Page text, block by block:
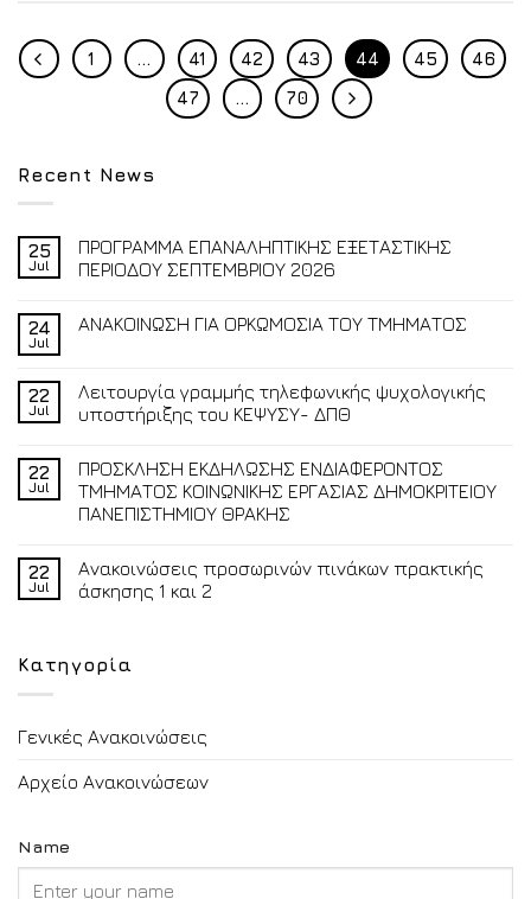
1 … 41 42 43 44 45
46
47
… 70
Recent News
25
Jul
ΠΡΟΓΡΑΜΜΑ ΕΠΑΝΑΛΗΠΤΙΚΗΣ ΕΞΕΤΑΣΤΙΚΗΣ
ΠΕΡΙΟΔΟΥ ΣΕΠΤΕΜΒΡΙΟΥ 2026
24
Jul
ΑΝΑΚΟΙΝΩΣΗ ΓΙΑ ΟΡΚΩΜΟΣΙΑ ΤΟΥ ΤΜΗΜΑΤΟΣ
22
Jul
Λειτουργία γραμμής τηλεφωνικής ψυχολογικής
υποστήριξης του ΚΕΨΥΣΥ- ΔΠΘ
22
Jul
ΠΡΟΣΚΛΗΣΗ ΕΚΔΗΛΩΣΗΣ ΕΝΔΙΑΦΕΡΟΝΤΟΣ
ΤΜΗΜΑΤΟΣ ΚΟΙΝΩΝΙΚΗΣ ΕΡΓΑΣΙΑΣ ΔΗΜΟΚΡΙΤΕΙΟΥ
ΠΑΝΕΠΙΣΤΗΜΙΟΥ ΘΡΑΚΗΣ
22
Jul
Ανακοινώσεις προσωρινών πινάκων πρακτικής
άσκησης 1 και 2
Κατηγορία
Γενικές Ανακοινώσεις
Αρχείο Ανακοινώσεων
Name